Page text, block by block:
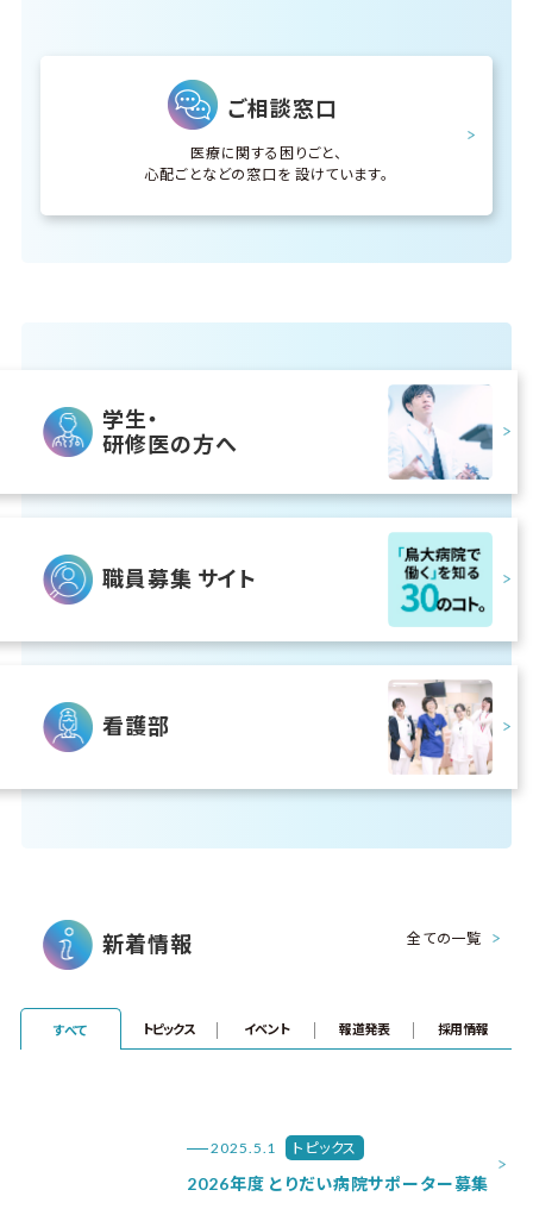
ご相談窓口
医療に関する困りごと、
心配ごとなどの窓口を 設けています。
学生・
研修医の方へ
職員募集 サイト
看護部
新着情報 全ての一覧
すべて
2025.5.1 トピックス
2026年度 とりだい病院サポーター募集
トピックス イベント 報道発表 採用情報